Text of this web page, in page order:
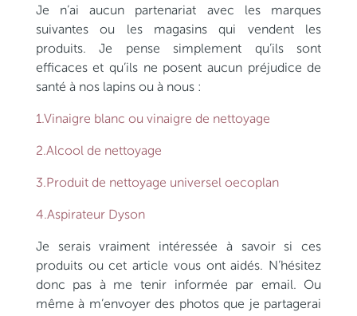
Je n’ai aucun partenariat avec les marques
suivantes ou les magasins qui vendent les
produits. Je pense simplement qu’ils sont
efficaces et qu’ils ne posent aucun préjudice de
santé à nos lapins ou à nous :
1.Vinaigre blanc ou vinaigre de nettoyage
2.Alcool de nettoyage
3.Produit de nettoyage universel oecoplan
4.Aspirateur Dyson
Je serais vraiment intéressée à savoir si ces
produits ou cet article vous ont aidés. N’hésitez
donc pas à me tenir informée par email. Ou
même à m’envoyer des photos que je partagerai